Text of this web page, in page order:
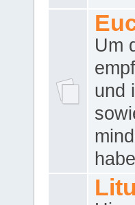
Um
und